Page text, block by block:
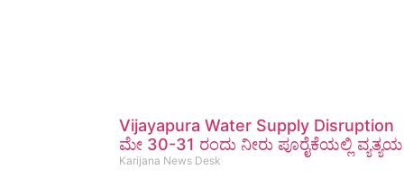
Vijayapura Water Supply Disruption
ಮೇ 30-31 ರಂದು ನೀರು ಪೂರೈಕೆಯಲ್ಲಿ ವ್ಯತ್ಯಯ
Karijana News Desk